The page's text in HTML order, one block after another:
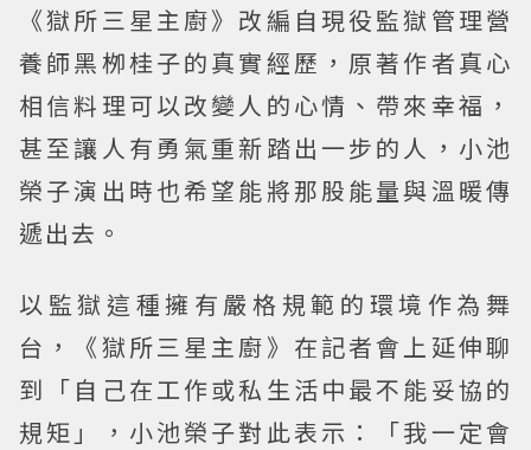
《獄所三星主廚》改編自現役監獄管理營
養師黑栁桂子的真實經歷，原著作者真心
相信料理可以改變人的心情、帶來幸福，
甚至讓人有勇氣重新踏出一步的人，小池
榮子演出時也希望能將那股能量與溫暖傳
遞出去。
以監獄這種擁有嚴格規範的環境作為舞
台，《獄所三星主廚》在記者會上延伸聊
到「自己在工作或私生活中最不能妥協的
規矩」，小池榮子對此表示：「我一定會